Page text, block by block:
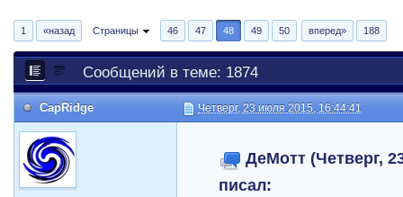
1 «назад Страницы 46 47 48 49 50 вперед» 188
Сообщений в теме: 1874
CapRidge Четверг, 23 июля 2015, 16:44:41
ДеМотт (Четверг,
писал: